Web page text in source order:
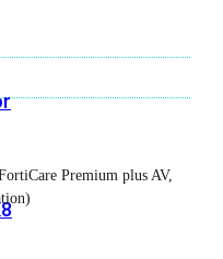
Premium plus AV,